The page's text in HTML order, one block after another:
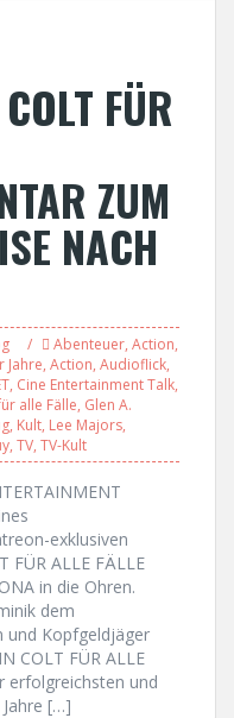
FÜR
ZUM
NACH
Abenteuer, Action,
Jahre, Action, Audioflick,
, Cine Entertainment Talk,
alle Fälle, Glen A.
, Kult, Lee Majors,
, TV, TV-Kult
exklusiven
FÜR ALLE FÄLLE
in die Ohren.
dem
und Kopfgeldjäger
COLT FÜR ALLE
erfolgreichsten und
[…]